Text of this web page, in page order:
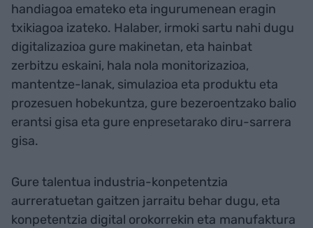
handiagoa emateko eta ingurumenean eragin
txikiagoa izateko. Halaber, irmoki sartu nahi dugu
digitalizazioa gure makinetan, eta hainbat
zerbitzu eskaini, hala nola monitorizazioa,
mantentze-lanak, simulazioa eta produktu eta
prozesuen hobekuntza, gure bezeroentzako balio
erantsi gisa eta gure enpresetarako diru-sarrera
gisa.
Gure talentua industria-konpetentzia
aurreratuetan gaitzen jarraitu behar dugu, eta
konpetentzia digital orokorrekin eta manufaktura